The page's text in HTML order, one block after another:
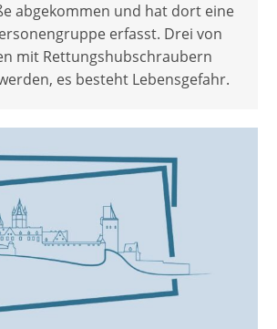
abgekommen und hat dort eine
erfasst. Drei von
mit Rettungshubschraubern
es besteht Lebensgefahr.